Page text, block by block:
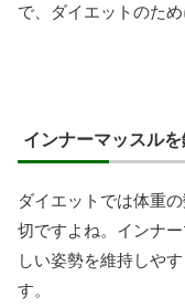
で、ダイエットのた
インナーマッスル
ダイエットでは体重
切ですよね。インナ
しい姿勢を維持しや
す。